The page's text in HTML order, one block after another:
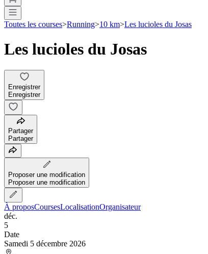
Toutes les courses>Running>10 km>Les lucioles du Josas
Les lucioles du Josas
Enregistrer
Enregistrer
Partager
Partager
Proposer une modification
Proposer une modification
À proposCoursesLocalisationOrganisateur
déc.
5
Date
Samedi 5 décembre 2026